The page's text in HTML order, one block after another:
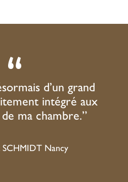
d’un grand
intégré aux
ma chambre.”
SCHMIDT Nancy